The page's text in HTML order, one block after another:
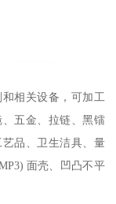
相关设备，可加工
五金、拉链、黑镭
品、卫生洁具、量
面壳、凹凸不平